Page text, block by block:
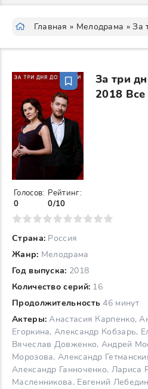
Главная » Мелодрама » За
За три
2018
Страна: Россия
Жанр: Мелодрама
Год выпуска: 2018
Количество серий: 16
Продолжительность 46 минут
Актеры: Анастасия Карпенко,
Егоркина, Александр Кобзарь,
Вячеслав Довженко, Андрей
Морозова, Александр
Александр Ганноченко, Лариса
Масленникова, Евгений
Голосов:
0
Рейтинг:
0/10
7 8 9 10